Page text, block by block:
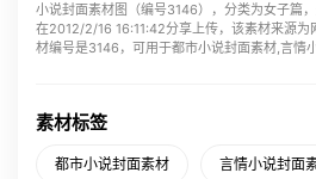
小说封面素材图（编号3146），分类为女子篇
在2012/2/16 16:11:42分享上传，该素材来源为
材编号是3146，可用于都市小说封面素材,言情
素材标签
都市小说封面素材 言情小说封面